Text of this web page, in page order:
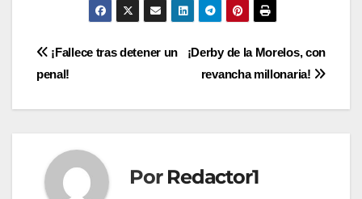
Navegación
de
¡Derby de la Morelos, con
revancha millonaria!
¡Fallece tras detener un
penal!
Por Redactor1